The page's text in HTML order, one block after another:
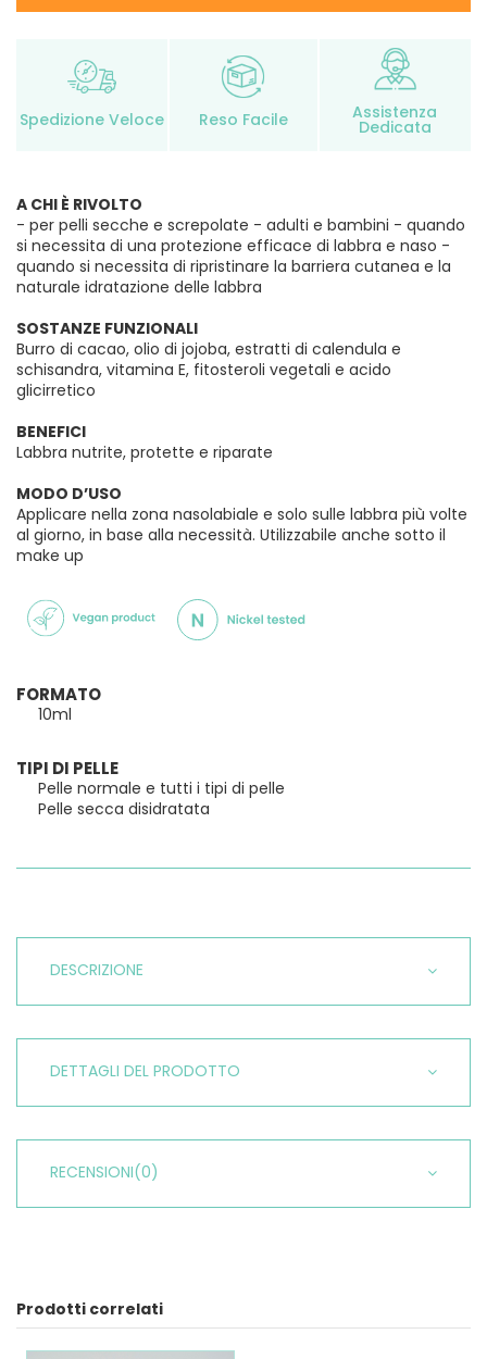
Spedizione Veloce Reso Facile Assistenza
Dedicata
A CHI È RIVOLTO
- per pelli secche e screpolate - adulti e bambini - quando
si necessita di una protezione efficace di labbra e naso -
quando si necessita di ripristinare la barriera cutanea e la
naturale idratazione delle labbra
SOSTANZE FUNZIONALI
Burro di cacao, olio di jojoba, estratti di calendula e
schisandra, vitamina E, fitosteroli vegetali e acido
glicirretico
BENEFICI
Labbra nutrite, protette e riparate
MODO D’USO
Applicare nella zona nasolabiale e solo sulle labbra più volte
al giorno, in base alla necessità. Utilizzabile anche sotto il
make up
FORMATO
10ml
TIPI DI PELLE
Pelle normale e tutti i tipi di pelle
Pelle secca disidratata
DESCRIZIONE
DETTAGLI DEL PRODOTTO
RECENSIONI(0)
Prodotti correlati